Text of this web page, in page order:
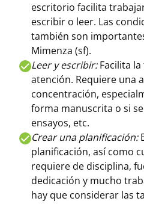
escritorio facilita
escribir o leer. Las
también son
Mimenza (sf).
Leer y escribir:Facilita la
atención. Requiere una
concentración,
forma manuscrita o si
ensayos, etc.
Crear una planificación:
planificación, así como
requiere de disciplina,
dedicación y mucho
hay que considerar las